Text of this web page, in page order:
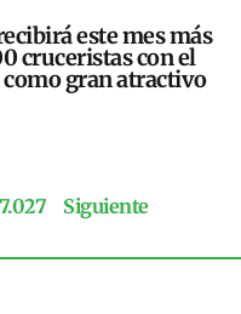
este mes más
cruceristas con el
como gran atractivo
7.027 Siguiente